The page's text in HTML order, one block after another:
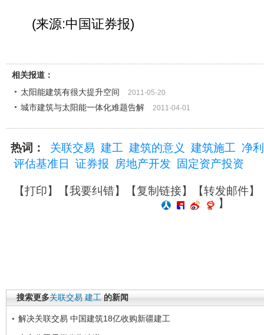
(来源:中国证券报)
相关报道：
太阳能建筑有很大提升空间
2011-05-20
城市建筑与太阳能一体化难题告解 2011-04-01
热词： 关联交易 建工 建筑的意义 建筑施工
净
评估基准日
证券报 房地产开发 固定资产投资
【打印】【我要纠错】【复制链接】【转发邮件】
】
搜索更多关联交易 建工 的新闻
解决关联交易 中国建筑18亿收购新疆建工